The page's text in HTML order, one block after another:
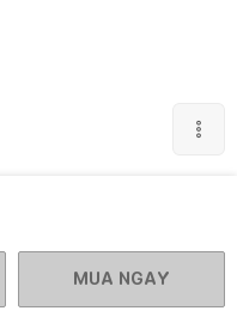
MUA NGAY